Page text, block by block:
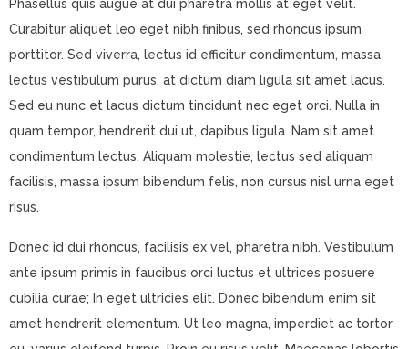
Phasellus quis augue at dui pharetra mollis at eget velit.
Curabitur aliquet leo eget nibh finibus, sed rhoncus ipsum
porttitor. Sed viverra, lectus id efficitur condimentum, massa
lectus vestibulum purus, at dictum diam ligula sit amet lacus.
Sed eu nunc et lacus dictum tincidunt nec eget orci. Nulla in
quam tempor, hendrerit dui ut, dapibus ligula. Nam sit amet
condimentum lectus. Aliquam molestie, lectus sed aliquam
facilisis, massa ipsum bibendum felis, non cursus nisl urna eget
risus.
Donec id dui rhoncus, facilisis ex vel, pharetra nibh. Vestibulum
ante ipsum primis in faucibus orci luctus et ultrices posuere
cubilia curae; In eget ultricies elit. Donec bibendum enim sit
amet hendrerit elementum. Ut leo magna, imperdiet ac tortor